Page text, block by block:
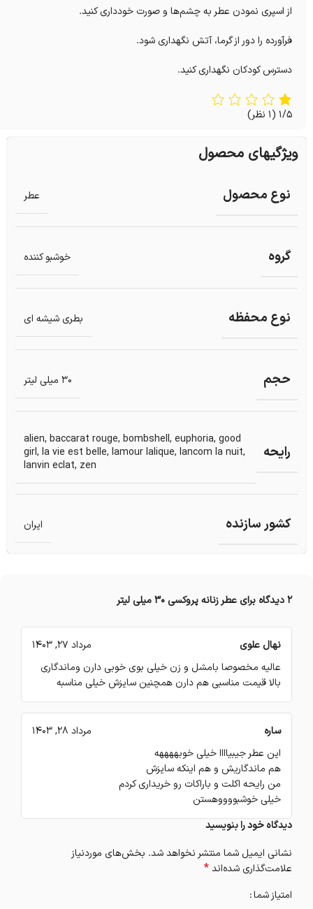
از اسپری نمودن عطر به چشم‌ها و صورت خودداری کنید.
فرآورده را دور از گرما، آتش نگهداری شود.
دسترس کودکان نگهداری کنید.
1/5 (1 نظر)
ویژگیهای محصول
نوع محصول عطر
گروه خوشبو کننده
نوع محفظه بطری شیشه ای
حجم 30 میلی لیتر
رایحه
alien, baccarat rouge, bombshell, euphoria, good
girl, la vie est belle, lamour lalique, lancom la nuit,
lanvin eclat, zen
کشور سازنده ایران
2 دیدگاه برای عطر زنانه پروکسی 30 میلی لیتر
نهال علوی
مرداد 27, 1403
عالیه مخصوصا بامشل و زن خیلی بوی خوبی دارن وماندگاری
بالا قیمت مناسبی هم دارن همچنین سایزش خیلی مناسبه
ساره
مرداد 28, 1403
این عطر جیبیاااا خیلی خوبههههه
هم ماندگاریش و هم اینکه سایزش
من رایحه اکلت و باراکات رو خریداری کردم
خیلی خوشبووووهستن
دیدگاه خود را بنویسید
نشانی ایمیل شما منتشر نخواهد شد. بخش‌های موردنیاز
علامت‌گذاری شده‌اند*
امتیاز شما